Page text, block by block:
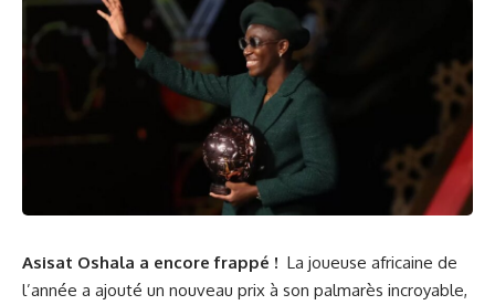
Asisat Oshala a encore frappé ! ⁢ La joueuse africaine de​
l’année a ajouté un nouveau prix à son palmarès incroyable,